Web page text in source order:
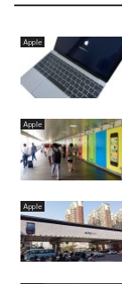
Apple
Apple
Apple